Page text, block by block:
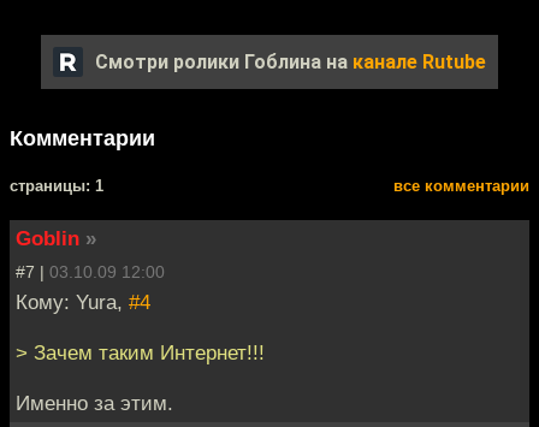
Смотри ролики Гоблина на канале Rutube
Комментарии
cтраницы: 1 все комментарии
Goblin »
#7 | 03.10.09 12:00
Кому: Yura, #4
> Зачем таким Интернет!!!
Именно за этим.